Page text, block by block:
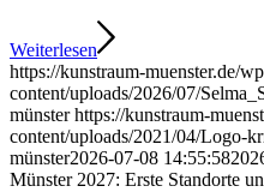
Weiterlesen
https://kunstraum-muenster.de/
content/uploads/2026/07/
münster https://kunstraum-
content/uploads/2021/04/Logo-
münster2026-07-08 14:55:58
Münster 2027: Erste Standorte